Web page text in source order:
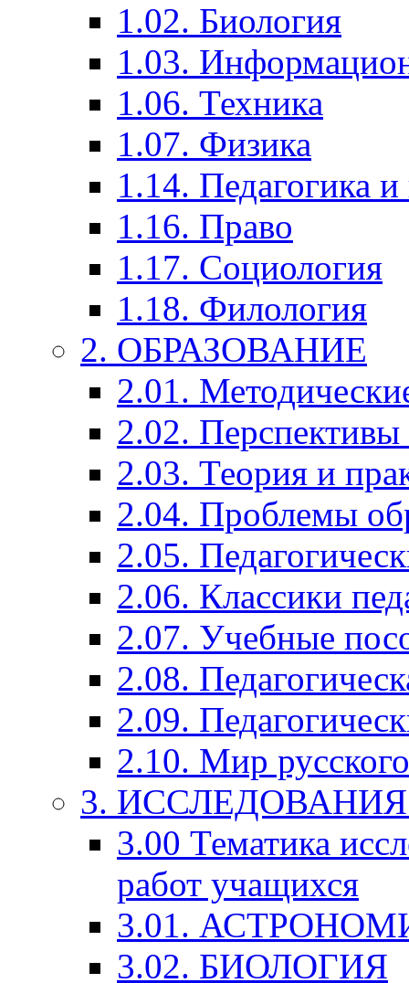
1.02. Биология
1.03.
1.06. Техника
1.07. Физика
1.14. Педагогика
1.16. Право
1.17. Социология
1.18. Филология
2. ОБРАЗОВАНИЕ
2.01.
2.02. Перспективы
2.03. Теория и
2.04. Проблемы
2.05.
2.06. Классики
2.07. Учебные
2.08.
2.09.
2.10. Мир
3.
3.00 Тематика
работ учащихся
3.01.
3.02. БИОЛОГИЯ